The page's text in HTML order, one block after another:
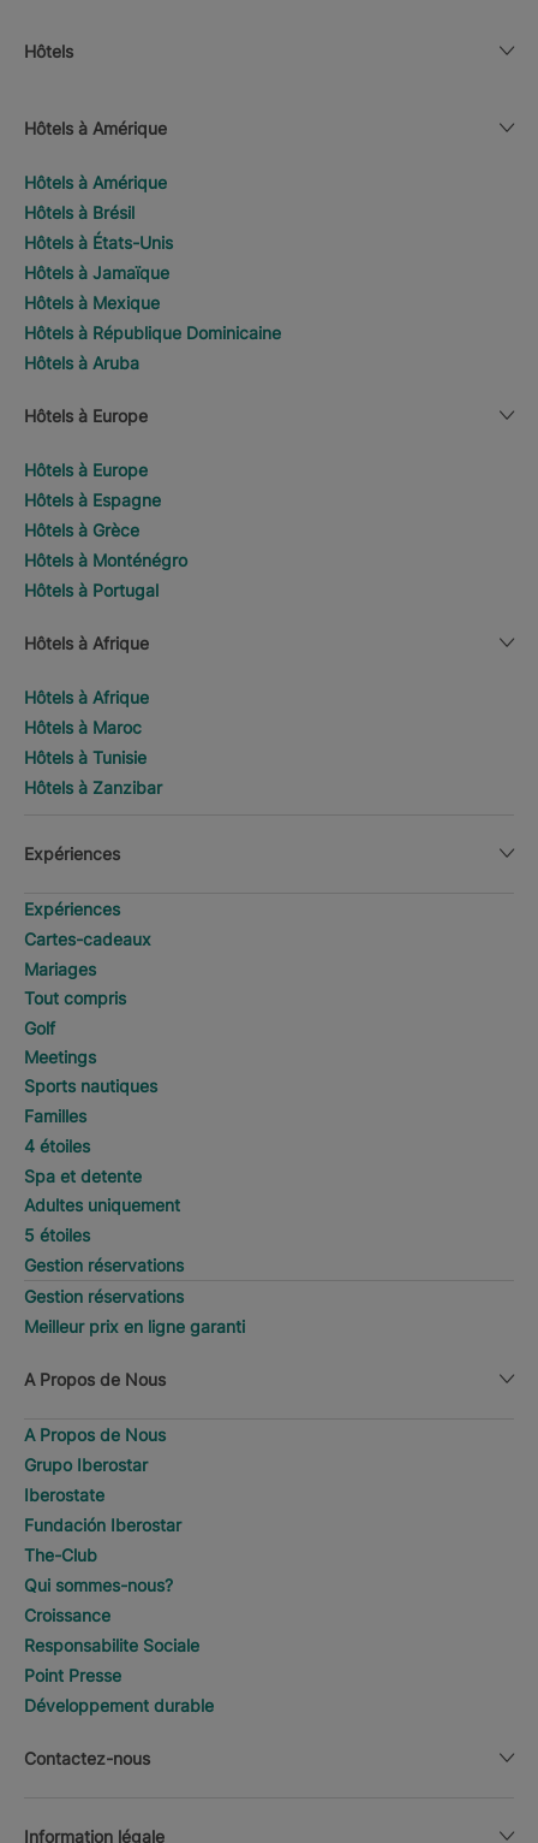
Hôtels
Hôtels à Amérique
Hôtels à Amérique
Hôtels à Brésil
Hôtels à États-Unis
Hôtels à Jamaïque
Hôtels à Mexique
Hôtels à République Dominicaine
Hôtels à Aruba
Hôtels à Europe
Hôtels à Europe
Hôtels à Espagne
Hôtels à Grèce
Hôtels à Monténégro
Hôtels à Portugal
Hôtels à Afrique
Hôtels à Afrique
Hôtels à Maroc
Hôtels à Tunisie
Hôtels à Zanzibar
Expériences
Expériences
Cartes-cadeaux
Mariages
Tout compris
Golf
Meetings
Sports nautiques
Familles
4 étoiles
Spa et detente
Adultes uniquement
5 étoiles
Gestion réservations
Gestion réservations
Meilleur prix en ligne garanti
A Propos de Nous
A Propos de Nous
Grupo Iberostar
Iberostate
Fundación Iberostar
The-Club
Qui sommes-nous?
Croissance
Responsabilite Sociale
Point Presse
Développement durable
Contactez-nous
Information légale